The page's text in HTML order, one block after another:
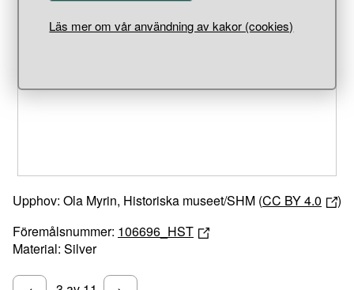
Läs mer om vår användning av kakor (cookies)
Upphov: Ola Myrin, Historiska museet/SHM (CC BY 4.0
)
Föremålsnummer: 106696_HST
Material: Silver